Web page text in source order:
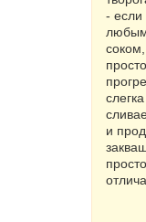
- если
и